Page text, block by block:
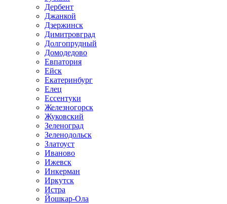
Дербент
Джанкой
Дзержинск
Димитровград
Долгопрудный
Домодедово
Евпатория
Ейск
Екатеринбург
Елец
Ессентуки
Железногорск
Жуковский
Зеленоград
Зеленодольск
Златоуст
Иваново
Ижевск
Инкерман
Иркутск
Истра
Йошкар-Ола